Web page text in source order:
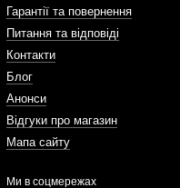
Гарантії та повернення
Питання та відповіді
Контакти
Блог
Анонси
Відгуки про магазин
Мапа сайту
Ми в соцмережах